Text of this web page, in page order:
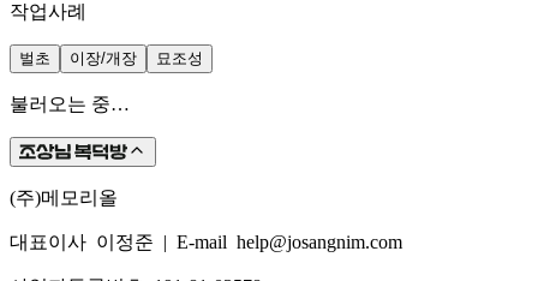
작업사례
벌초 이장/개장 묘조성
불러오는 중…
(주)메모리올
대표이사 이정준 | E-mail help@josangnim.com